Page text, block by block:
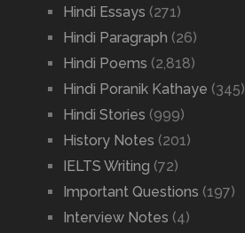
Hindi Essays (271)
Hindi Paragraph (26)
Hindi Poems (2,818)
Hindi Poranik Kathaye (345)
Hindi Stories (999)
History Notes (201)
IELTS Writing (72)
Important Questions (197)
Interview Notes (4)